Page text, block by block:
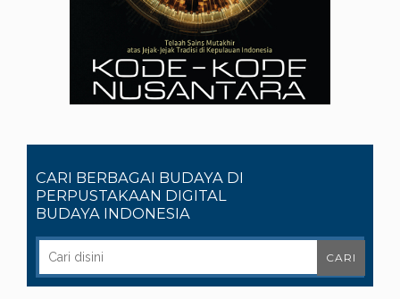
CARI BERBAGAI BUDAYA DI
PERPUSTAKAAN DIGITAL
BUDAYA INDONESIA